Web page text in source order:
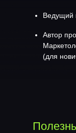
Ведущий
Автор
(для